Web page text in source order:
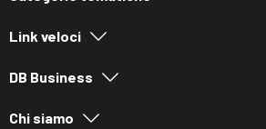
Link veloci
DB Business
Chi siamo